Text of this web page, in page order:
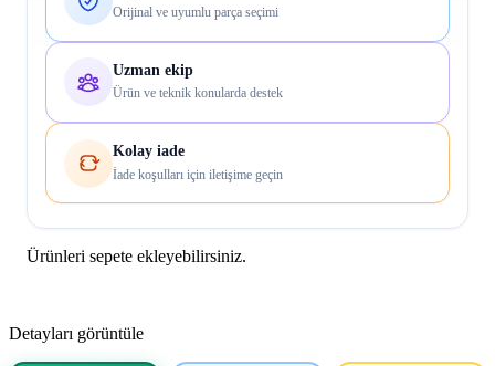
Orijinal ve uyumlu parça seçimi
Uzman ekip
Ürün ve teknik konularda destek
Kolay iade
İade koşulları için iletişime geçin
Ürünleri sepete ekleyebilirsiniz.
Detayları görüntüle